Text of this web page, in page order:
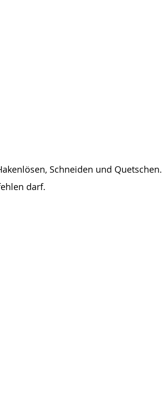
Schneiden und Quetschen.
darf.